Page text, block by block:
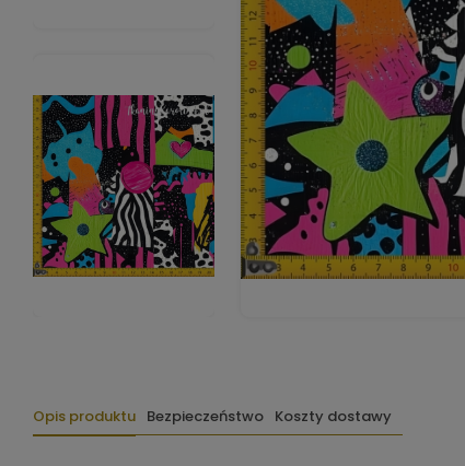
Opis produktu Bezpieczeństwo Koszty dostawy